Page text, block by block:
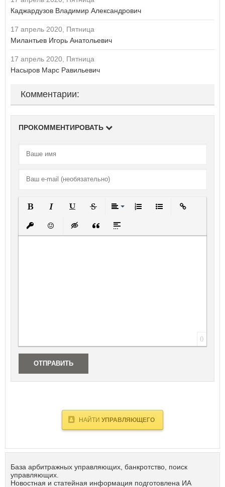
Каджардузов Владимир Александрович
17 апрель 2020, Пятница
Милантьев Игорь Анатольевич
17 апрель 2020, Пятница
Насыров Марс Равильевич
Комментарии:
ПРОКОММЕНТИРОВАТЬ
Вставить защищенную ссылку
Вставить смайлик
Вставка скрытого текста
Вставка цитаты
Вставка спойлера
0
ОТПРАВИТЬ
НАЙТИ УПРАВЛЯЮЩЕГО
База арбитражных управляющих, банкротство, поиск
управляющих.
Новостная и статейная информация подготовлена ИА